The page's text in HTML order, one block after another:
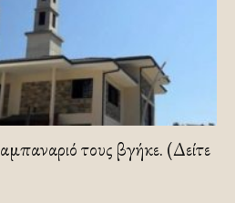
τους βγήκε. (Δείτε